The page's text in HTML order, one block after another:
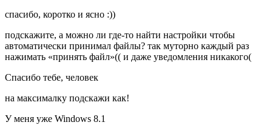
спасибо, коротко и ясно :))
подскажите, а можно ли где-то найти настройки чтобы
автоматически принимал файлы? так муторно каждый раз
нажимать «принять файл»(( и даже уведомления никакого(
Спасибо тебе, человек
на максималку подскажи как!
У меня уже Windows 8.1